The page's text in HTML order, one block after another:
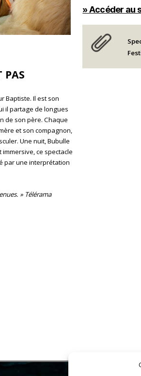
PAS
Baptiste. Il est son
il partage de longues
de son père. Chaque
et son compagnon,
Une nuit, Bubulle
immersive, ce spectacle
par une interprétation
» Télérama
» Accéder au